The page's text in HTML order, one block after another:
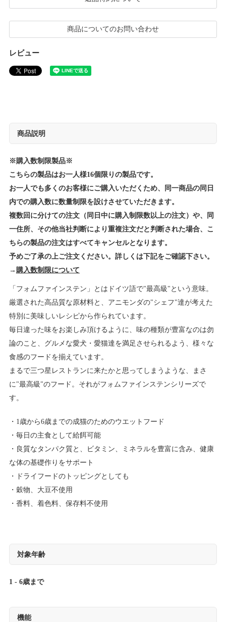
商品についてのお問い合わせ
レビュー
商品説明
※購入数制限製品※
こちらの製品はお一人様16個限りの製品です。
お一人でも多くのお客様にご購入いただくため、同一商品の同日
内での購入数に数量制限を設けさせていただきます。
複数回に分けての注文（同日中に購入制限数以上の注文）や、同
一住所、その他当社判断により重複注文だと判断された場合、こ
ちらの製品の注文はすべてキャンセルとなります。
予めご了承の上ご注文ください。詳しくは下記をご確認下さい。
→ 購入数制限について
「フォムファインステン」とはドイツ語で"最高級"という意味。
厳選された高品質な原材料と、アニモンダの"シェフ"達が考えた
特別に美味しいレシピから作られています。
毎日違った味をお楽しみ頂けるように、味の種類が豊富なのは勿
論のこと、グルメな愛犬・愛猫達を満足させられるよう、様々な
食感のフードを揃えています。
まるで三つ星レストランに来たかと思ってしまうような、まさ
に"最高級"のフード。それがフォムファインステンシリーズで
す。
1歳から6歳までの成猫のためのウエットフード
毎日の主食として給餌可能
良質なタンパク質と、ビタミン、ミネラルを豊富に含み、健康
な体の基礎作りをサポート
ドライフードのトッピングとしても
穀物、大豆不使用
香料、着色料、保存料不使用
対象年齢
1 - 6歳まで
機能